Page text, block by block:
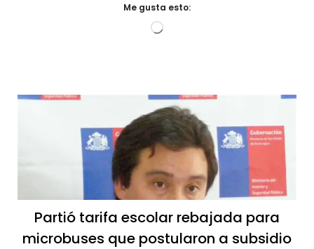
Me gusta esto:
Cargando...
Partió tarifa escolar rebajada para
microbuses que postularon a subsidio